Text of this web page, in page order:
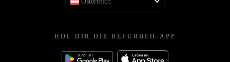
HOL DIR DIE REFURBED-APP